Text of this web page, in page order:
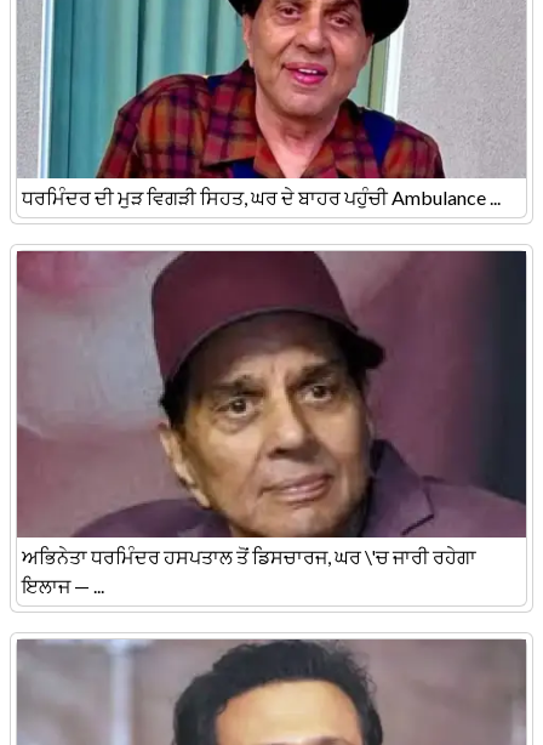
ਧਰਮਿੰਦਰ ਦੀ ਮੁੜ ਵਿਗੜੀ ਸਿਹਤ, ਘਰ ਦੇ ਬਾਹਰ ਪਹੁੰਚੀ Ambulance ...
ਅਭਿਨੇਤਾ ਧਰਮਿੰਦਰ ਹਸਪਤਾਲ ਤੋਂ ਡਿਸਚਾਰਜ, ਘਰ \'ਚ ਜਾਰੀ ਰਹੇਗਾ
ਇਲਾਜ — ...